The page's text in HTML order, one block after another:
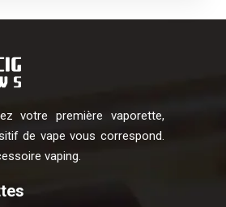
votre première vaporette,
de vape vous correspond.
vaping.